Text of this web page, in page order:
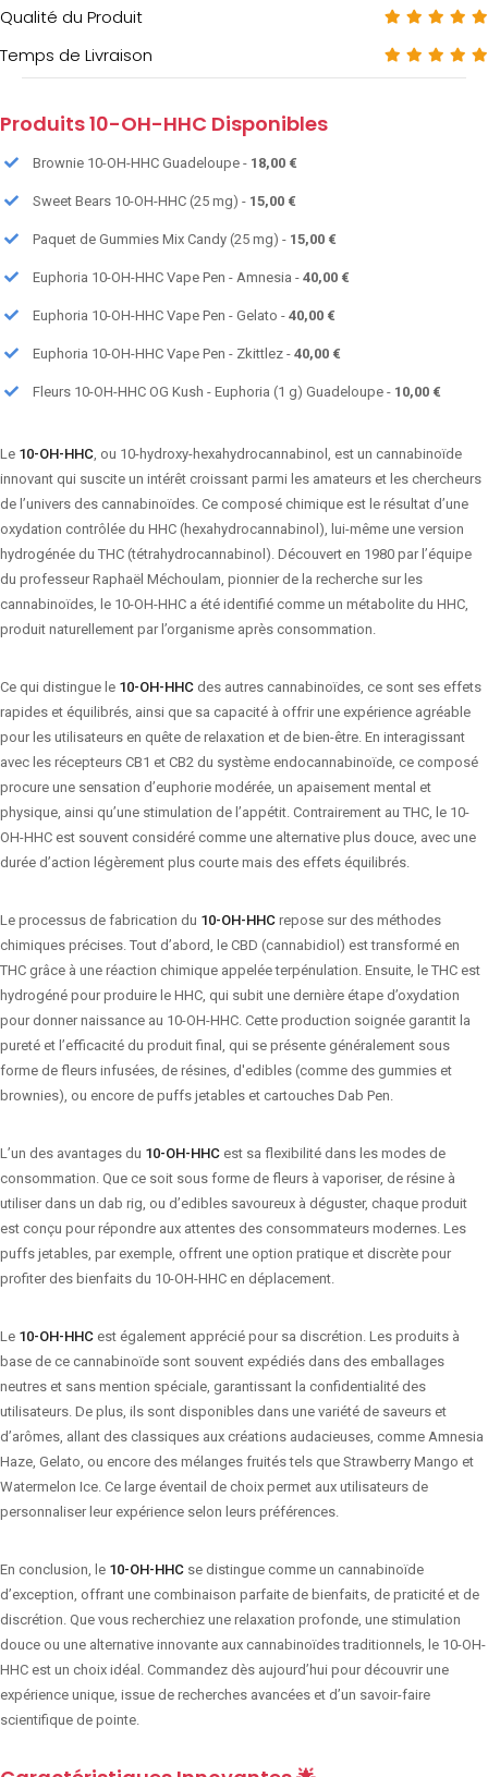
Qualité du Produit
Temps de Livraison
Produits 10-OH-HHC Disponibles
Brownie 10-OH-HHC Guadeloupe - 18,00 €
Sweet Bears 10-OH-HHC (25 mg) - 15,00 €
Paquet de Gummies Mix Candy (25 mg) - 15,00 €
Euphoria 10-OH-HHC Vape Pen - Amnesia - 40,00 €
Euphoria 10-OH-HHC Vape Pen - Gelato - 40,00 €
Euphoria 10-OH-HHC Vape Pen - Zkittlez - 40,00 €
Fleurs 10-OH-HHC OG Kush - Euphoria (1 g) Guadeloupe - 10,00 €
Le 10-OH-HHC, ou 10-hydroxy-hexahydrocannabinol, est un cannabinoïde
innovant qui suscite un intérêt croissant parmi les amateurs et les chercheurs
de l’univers des cannabinoïdes. Ce composé chimique est le résultat d’une
oxydation contrôlée du HHC (hexahydrocannabinol), lui-même une version
hydrogénée du THC (tétrahydrocannabinol). Découvert en 1980 par l’équipe
du professeur Raphaël Méchoulam, pionnier de la recherche sur les
cannabinoïdes, le 10-OH-HHC a été identifié comme un métabolite du HHC,
produit naturellement par l’organisme après consommation.
Ce qui distingue le 10-OH-HHC des autres cannabinoïdes, ce sont ses effets
rapides et équilibrés, ainsi que sa capacité à offrir une expérience agréable
pour les utilisateurs en quête de relaxation et de bien-être. En interagissant
avec les récepteurs CB1 et CB2 du système endocannabinoïde, ce composé
procure une sensation d’euphorie modérée, un apaisement mental et
physique, ainsi qu’une stimulation de l’appétit. Contrairement au THC, le 10-
OH-HHC est souvent considéré comme une alternative plus douce, avec une
durée d’action légèrement plus courte mais des effets équilibrés.
Le processus de fabrication du 10-OH-HHC repose sur des méthodes
chimiques précises. Tout d’abord, le CBD (cannabidiol) est transformé en
THC grâce à une réaction chimique appelée terpénulation. Ensuite, le THC est
hydrogéné pour produire le HHC, qui subit une dernière étape d’oxydation
pour donner naissance au 10-OH-HHC. Cette production soignée garantit la
pureté et l’efficacité du produit final, qui se présente généralement sous
forme de fleurs infusées, de résines, d'edibles (comme des gummies et
brownies), ou encore de puffs jetables et cartouches Dab Pen.
L’un des avantages du 10-OH-HHC est sa flexibilité dans les modes de
consommation. Que ce soit sous forme de fleurs à vaporiser, de résine à
utiliser dans un dab rig, ou d’edibles savoureux à déguster, chaque produit
est conçu pour répondre aux attentes des consommateurs modernes. Les
puffs jetables, par exemple, offrent une option pratique et discrète pour
profiter des bienfaits du 10-OH-HHC en déplacement.
Le 10-OH-HHC est également apprécié pour sa discrétion. Les produits à
base de ce cannabinoïde sont souvent expédiés dans des emballages
neutres et sans mention spéciale, garantissant la confidentialité des
utilisateurs. De plus, ils sont disponibles dans une variété de saveurs et
d’arômes, allant des classiques aux créations audacieuses, comme Amnesia
Haze, Gelato, ou encore des mélanges fruités tels que Strawberry Mango et
Watermelon Ice. Ce large éventail de choix permet aux utilisateurs de
personnaliser leur expérience selon leurs préférences.
En conclusion, le 10-OH-HHC se distingue comme un cannabinoïde
d’exception, offrant une combinaison parfaite de bienfaits, de praticité et de
discrétion. Que vous recherchiez une relaxation profonde, une stimulation
douce ou une alternative innovante aux cannabinoïdes traditionnels, le 10-OH-
HHC est un choix idéal. Commandez dès aujourd’hui pour découvrir une
expérience unique, issue de recherches avancées et d’un savoir-faire
scientifique de pointe.